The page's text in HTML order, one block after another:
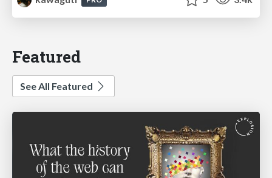
Featured
See All Featured